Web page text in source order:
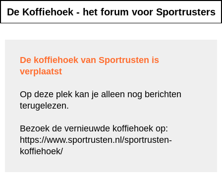
De Koffiehoek - het forum voor Sportrusters
De koffiehoek van Sportrusten is
verplaatst
Op deze plek kan je alleen nog berichten
terugelezen.
Bezoek de vernieuwde koffiehoek op:
https://www.sportrusten.nl/sportrusten-
koffiehoek/